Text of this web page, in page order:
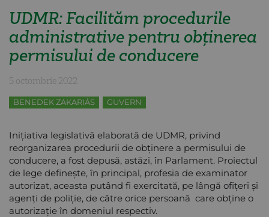
UDMR: Facilităm procedurile
administrative pentru obținerea
permisului de conducere
5 octombrie 2022
BENEDEK ZAKARIÁS GUVERN
Inițiativa legislativă elaborată de UDMR, privind
reorganizarea procedurii de obținere a permisului de
conducere, a fost depusă, astăzi, în Parlament. Proiectul
de lege definește, în principal, profesia de examinator
autorizat, aceasta putând fi exercitată, pe lângă ofițeri și
agenți de poliție, de către orice persoană care obține o
autorizație în domeniul respectiv.